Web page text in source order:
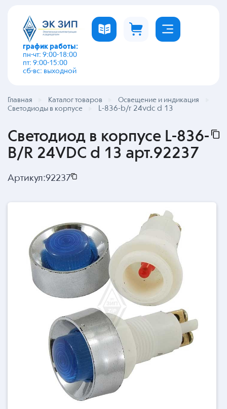
график работы:
пн-чт: 9:00-18:00
пт: 9:00-15:00
сб-вс: выходной
Главная Каталог товаров
Освещение и индикация
Светодиоды в корпусе
L-836-b/r 24vdc d 13
Светодиод в корпусе L-836-
B/R 24VDC d 13 арт.92237
Артикул:92237